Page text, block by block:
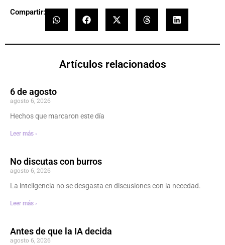
Compartir:
Artículos relacionados
6 de agosto
agosto 6, 2026
Hechos que marcaron este día
Leer más ›
No discutas con burros
agosto 6, 2026
La inteligencia no se desgasta en discusiones con la necedad.
Leer más ›
Antes de que la IA decida
agosto 6, 2026